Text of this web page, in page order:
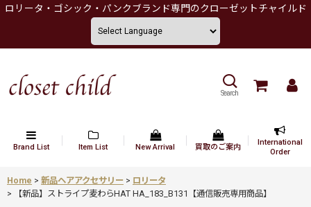
ロリータ・ゴシック・パンクブランド専門のクローゼットチャイルド
Search
Brand List Item List New Arrival 買取のご案内
International
Order
Home > 新品ヘアアクセサリー > ロリータ
>
【新品】ストライプ麦わらHAT HA_183_B131【通信販売専用商品】